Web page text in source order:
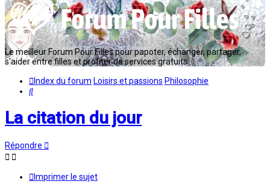
Le meilleur Forum Pour Filles pour papoter, échanger, partager,
s'aider entre filles et profiter de services gratuits...
Index du forum Loisirs et passions Philosophie
Rechercher
La citation du jour
Répondre
Imprimer le sujet